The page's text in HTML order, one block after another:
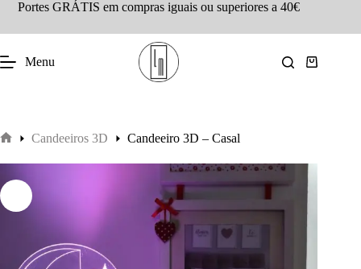
Portes GRÁTIS em compras iguais ou superiores a 40€
Menu
Candeeiros 3D Candeeiro 3D – Casal